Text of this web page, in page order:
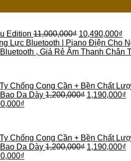
Edition 11,000,000₫ 10,490,000₫
Lực Bluetooth | Piano Điện Cho
, Giá Rẻ Âm Thanh Chân
Chống Cong Cần + Bền Chất
Da Dày 1,200,000₫ 1,190,000₫
₫
Chống Cong Cần + Bền Chất
Da Dày 1,200,000₫ 1,190,000₫
₫